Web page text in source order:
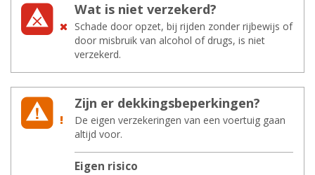
Wat is niet ver­ze­kerd?
Schade door opzet, bij rijden zonder rijbewijs of
door misbruik van alcohol of drugs, is niet
verzekerd.
Zijn er dek­kings­be­per­kin­gen?
De eigen verzekeringen van een voertuig gaan
altijd voor.
Eigen ri­si­co